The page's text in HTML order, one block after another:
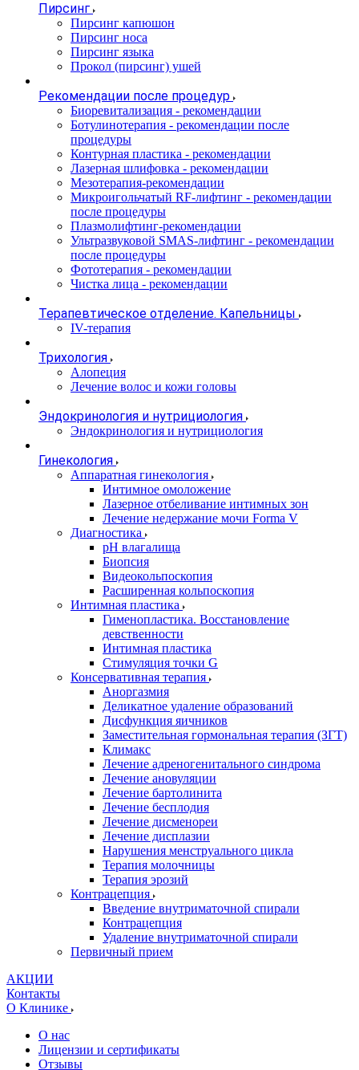
Пирсинг
Пирсинг капюшон
Пирсинг носа
Пирсинг языка
Прокол (пирсинг) ушей
Рекомендации после процедур
Биоревитализация - рекомендации
Ботулинотерапия - рекомендации после
процедуры
Контурная пластика - рекомендации
Лазерная шлифовка - рекомендации
Мезотерапия-рекомендации
Микроигольчатый RF-лифтинг - рекомендации
после процедуры
Плазмолифтинг-рекомендации
Ультразвуковой SMAS-лифтинг - рекомендации
после процедуры
Фототерапия - рекомендации
Чистка лица - рекомендации
Терапевтическое отделение. Капельницы
IV-терапия
Трихология
Алопеция
Лечение волос и кожи головы
Эндокринология и нутрициология
Эндокринология и нутрициология
Гинекология
Аппаратная гинекология
Интимное омоложение
Лазерное отбеливание интимных зон
Лечение недержание мочи Forma V
Диагностика
pH влагалища
Биопсия
Видеокольпоскопия
Расширенная кольпоскопия
Интимная пластика
Гименопластика. Восстановление
девственности
Интимная пластика
Стимуляция точки G
Консервативная терапия
Аноргазмия
Деликатное удаление образований
Дисфункция яичников
Заместительная гормональная терапия (ЗГТ)
Климакс
Лечение адреногенитального синдрома
Лечение ановуляции
Лечение бартолинита
Лечение бесплодия
Лечение дисменореи
Лечение дисплазии
Нарушения менструального цикла
Терапия молочницы
Терапия эрозий
Контрацепция
Введение внутриматочной спирали
Контрацепция
Удаление внутриматочной спирали
Первичный прием
АКЦИИ
Контакты
О Клинике
О нас
Лицензии и сертификаты
Отзывы